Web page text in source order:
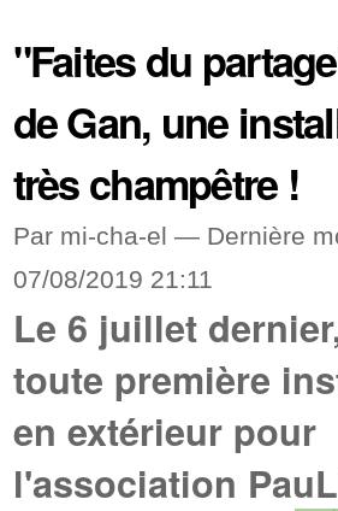
"Faites du
de Gan, une
très champêtre !
Par mi-cha-el — Dernière
07/08/2019 21:11
Le 6 juillet
toute première
en extérieur pour
l'association